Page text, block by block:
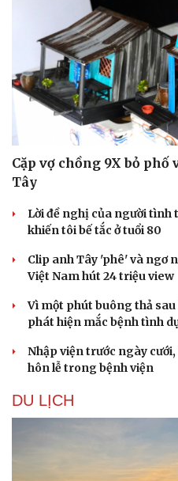
Tư vấn
Săn Tour
check-in
Cặp vợ chồng 9X bỏ phố
Tây
Lời đề nghị của người tình
khiến tôi bế tắc ở tuổi 80
Clip anh Tây 'phê' và ngơ
Việt Nam hút 24 triệu view
Vì một phút buông thả
phát hiện mắc bệnh tình
Nhập viện trước ngày
hôn lễ trong bệnh viện
DU LỊCH